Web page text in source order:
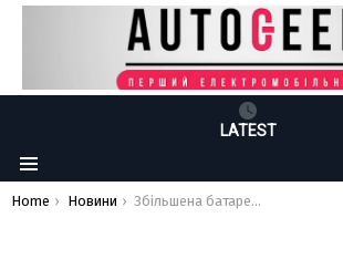
LATEST
Menu
You are here:
Home Новини Збільшена батарея та зарядка до 100 кВт: як змінився Hyundai Ioniq у новому поколінні